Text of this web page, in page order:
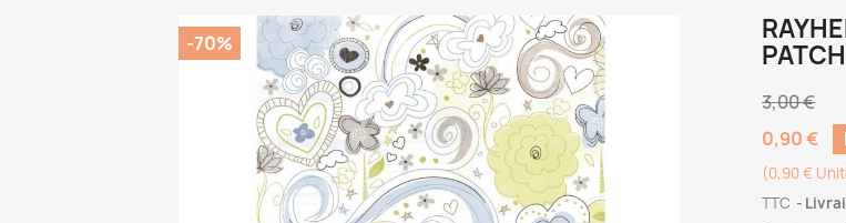
-70%
3,00 €
0,90 €
(0,90 €
TTC